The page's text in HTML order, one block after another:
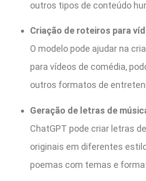
outros tipos de conteúdo
Criação de roteiros para
O modelo pode ajudar na
para vídeos de comédia,
outros formatos de
Geração de letras de
ChatGPT pode criar letras
originais em diferentes
poemas com temas e